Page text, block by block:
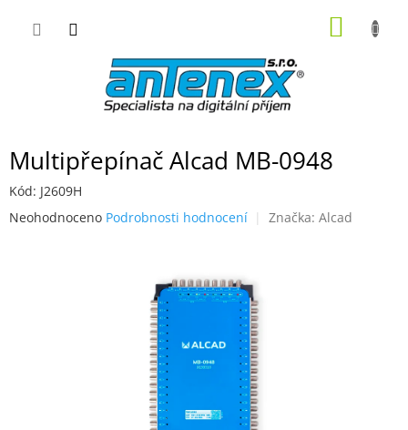
Multipřepínač Alcad MB-0948
Kód: J2609H
Průměrné
Neohodnoceno Podrobnosti hodnocení Značka: Alcad